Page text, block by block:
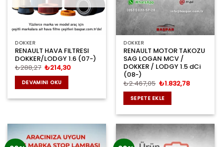
DOKKER
RENAULT HAVA FILTRESI
DOKKER/LODGY 1.6 (07-)
₺288,27 Orijinal
fiyat:
₺288,27.
₺214,30Şu
DEVAMINI OKU
DOKKER
RENAULT MOTOR TAKOZU
SAG LOGAN MCV /
DOKKER / LODGY 1.5 dCi
(08-)
₺2.467,05 Orijinal
fiyat:
₺2.467,05.
₺1.832,78Şu
SEPETE EKLE